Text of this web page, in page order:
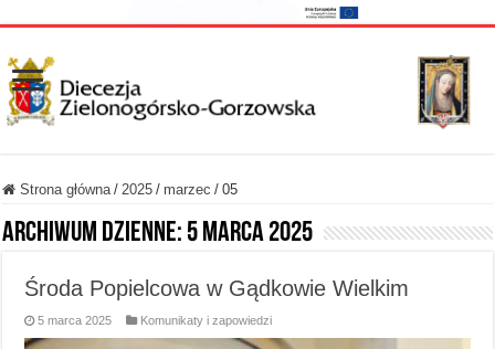
Strona główna / 2025 / marzec / 05
Archiwum dzienne: 5 marca 2025
Środa Popielcowa w Gądkowie Wielkim
5 marca 2025 Komunikaty i zapowiedzi